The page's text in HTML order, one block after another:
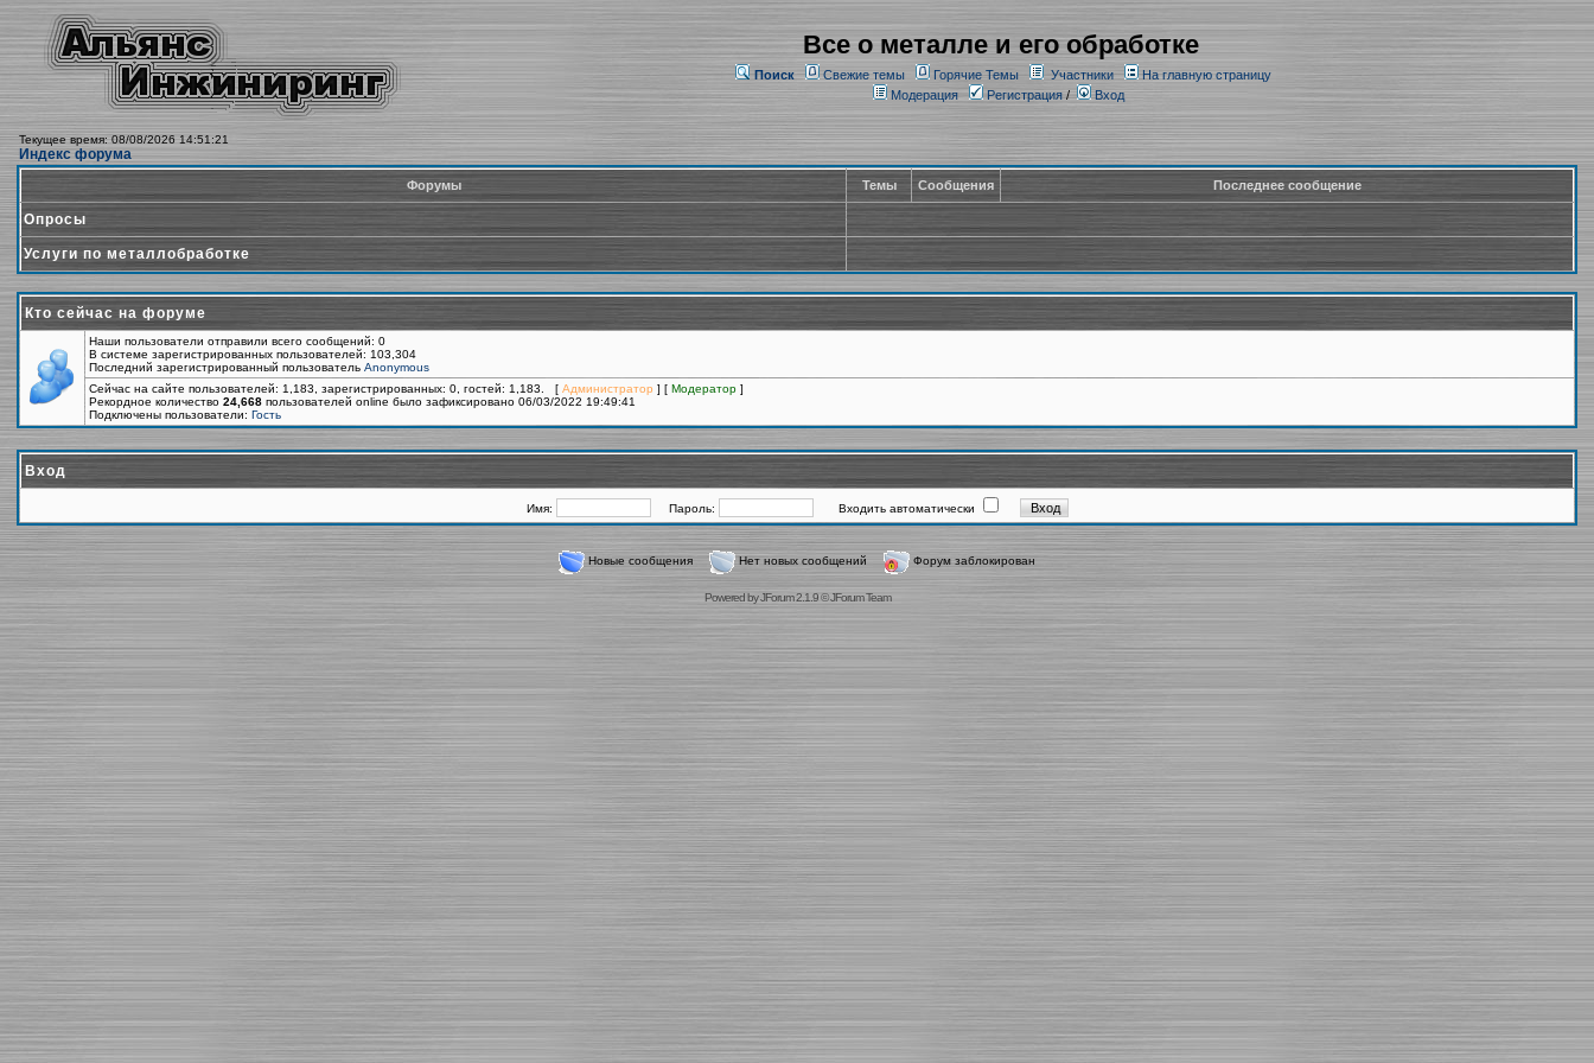
Все о металле и его обработке
Поиск Свежие темы Горячие Темы Участники
На главную страницу
Модерация
Регистрация/ Вход
Текущее время: 08/08/2026 14:51:21
Индекс форума
Форумы Темы Сообщения Последнее сообщение
Опросы
Услуги по металлобработке
Кто сейчас на форуме
Наши пользователи отправили всего сообщений: 0
В системе зарегистрированных пользователей: 103,304
Последний зарегистрированный пользователь Anonymous
Сейчас на сайте пользователей: 1,183, зарегистрированных: 0, гостей: 1,183. [ Администратор ] [ Модератор ]
Рекордное количество 24,668 пользователей online было зафиксировано 06/03/2022 19:49:41
Подключены пользователи: Гость
Вход
Имя: Пароль: Входить автоматически
Новые сообщения Нет новых сообщений Форум заблокирован
Powered byJForum 2.1.9©JForum Team